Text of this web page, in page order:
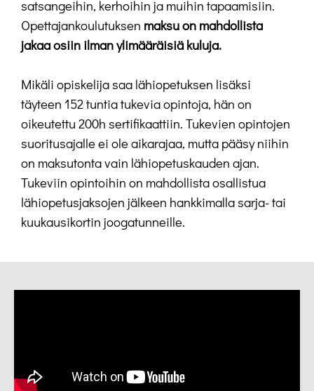
satsangeihin, kerhoihin ja muihin tapaamisiin.
Opettajankoulutuksen maksu on mahdollista
jakaa osiin ilman ylimääräisiä kuluja.
Mikäli opiskelija saa lähiopetuksen lisäksi
täyteen 152 tuntia tukevia opintoja, hän on
oikeutettu 200h sertifikaattiin. Tukevien opintojen
suoritusajalle ei ole aikarajaa, mutta pääsy niihin
on maksutonta vain lähiopetuskauden ajan.
Tukeviin opintoihin on mahdollista osallistua
lähiopetusjaksojen jälkeen hankkimalla sarja- tai
kuukausikortin joogatunneille.